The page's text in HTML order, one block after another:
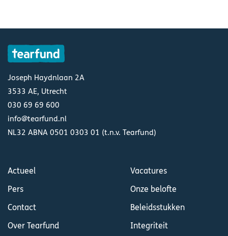
Joseph Haydnlaan 2A
3533 AE, Utrecht
030 69 69 600
info@tearfund.nl
NL32 ABNA 0501 0303 01 (t.n.v. Tearfund)
Actueel
Pers
Contact
Over Tearfund
Vacatures
Onze belofte
Beleidsstukken
Integriteit